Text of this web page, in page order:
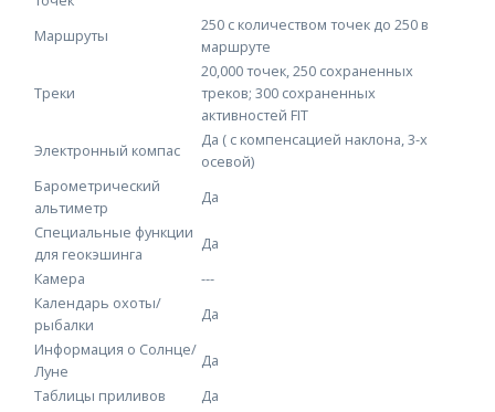
Маршруты
250 с количеством точек до 250 в
маршруте
Треки
20,000 точек, 250 сохраненных
треков; 300 сохраненных
активностей FIT
Электронный компас
Да ( с компенсацией наклона, 3-х
осевой)
Барометрический
альтиметр
Да
Специальные функции
для геокэшинга
Да
Камера
---
Календарь охоты/
рыбалки
Да
Информация о Солнце/
Луне
Да
Таблицы приливов
Да